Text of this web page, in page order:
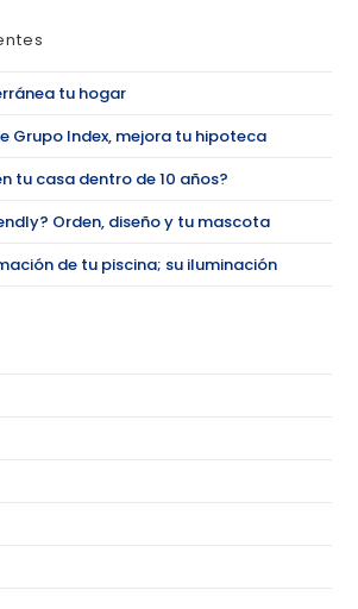
tu hogar
Grupo Index, mejora tu hipoteca
tu casa dentro de 10 años?
Orden, diseño y tu mascota
de tu piscina; su iluminación